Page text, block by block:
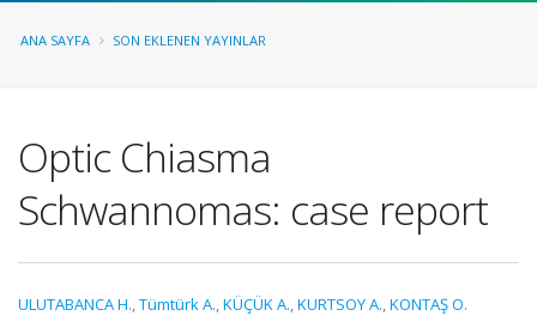
ANA SAYFA SON EKLENEN YAYINLAR
Optic Chiasma
Schwannomas: case report
ULUTABANCA H.,Tümtürk A.,KÜÇÜK A.,KURTSOY A.,KONTAŞ O.